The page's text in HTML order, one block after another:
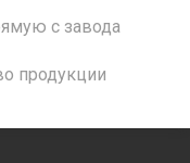
с завода
продукции